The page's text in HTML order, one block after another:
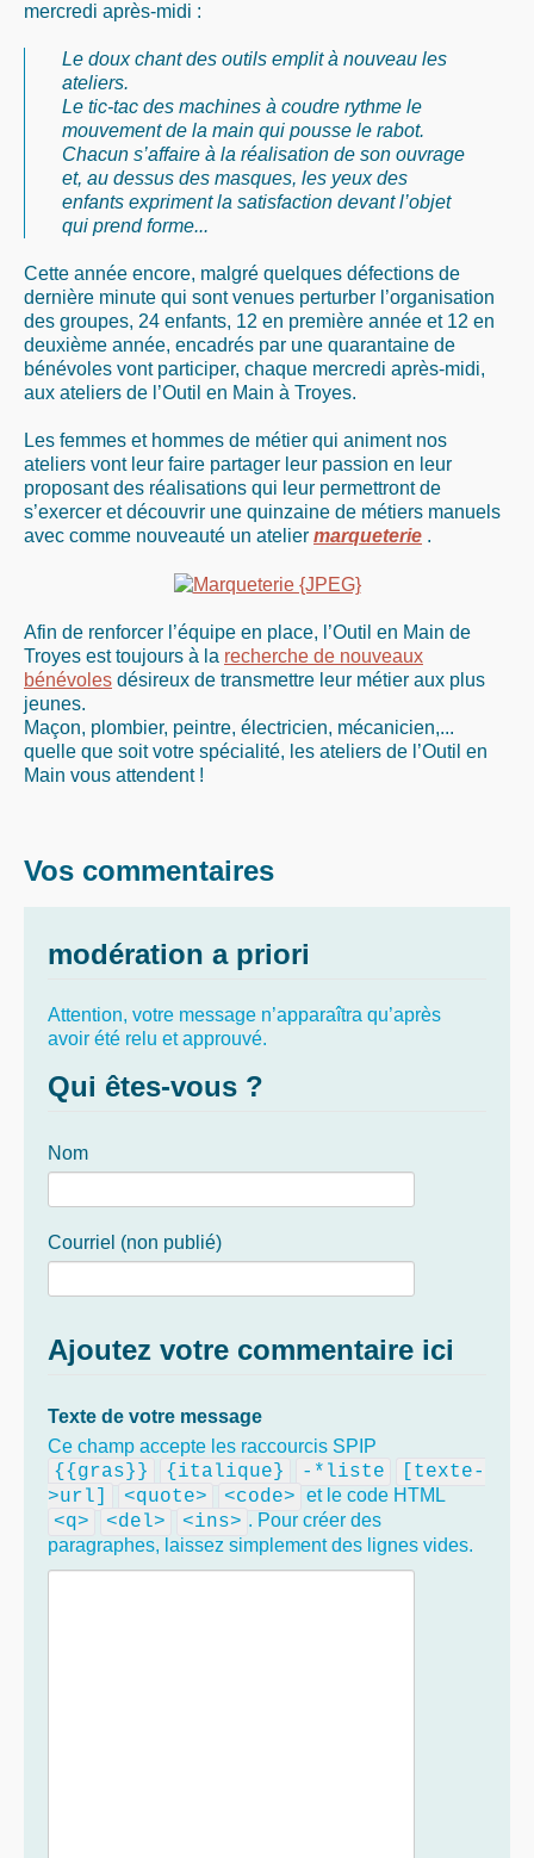
mercredi après-midi :
Le doux chant des outils emplit à nouveau les
ateliers.
Le tic-tac des machines à coudre rythme le
mouvement de la main qui pousse le rabot.
Chacun s’affaire à la réalisation de son ouvrage
et, au dessus des masques, les yeux des
enfants expriment la satisfaction devant l’objet
qui prend forme...
Cette année encore, malgré quelques défections de
dernière minute qui sont venues perturber l’organisation
des groupes, 24 enfants, 12 en première année et 12 en
deuxième année, encadrés par une quarantaine de
bénévoles vont participer, chaque mercredi après-midi,
aux ateliers de l’Outil en Main à Troyes.
Les femmes et hommes de métier qui animent nos
ateliers vont leur faire partager leur passion en leur
proposant des réalisations qui leur permettront de
s’exercer et découvrir une quinzaine de métiers manuels
avec comme nouveauté un atelier marqueterie .
Afin de renforcer l’équipe en place, l’Outil en Main de
Troyes est toujours à la recherche de nouveaux
bénévoles désireux de transmettre leur métier aux plus
jeunes.
Maçon, plombier, peintre, électricien, mécanicien,...
quelle que soit votre spécialité, les ateliers de l’Outil en
Main vous attendent !
Vos commentaires
modération a priori
Attention, votre message n’apparaîtra qu’après
avoir été relu et approuvé.
Qui êtes-vous ?
Nom
Courriel (non publié)
Ajoutez votre commentaire ici
Texte de votre message
Ce champ accepte les raccourcis SPIP
{{gras}} {italique} -*liste
[texte-
>url]
<quote> <code> et le code HTML
<q> <del> <ins> . Pour créer des
paragraphes, laissez simplement des lignes vides.